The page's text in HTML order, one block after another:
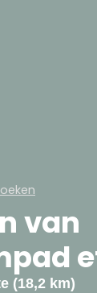
van
(18,2 km)